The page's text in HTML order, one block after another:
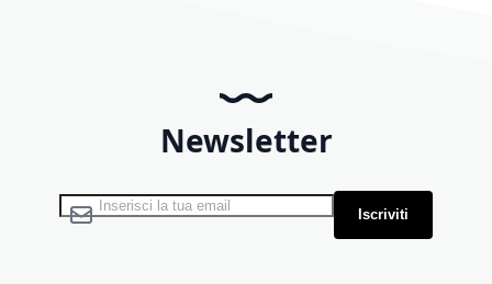
Newsletter
Iscriviti alla nostra Newsletter: Iscriviti